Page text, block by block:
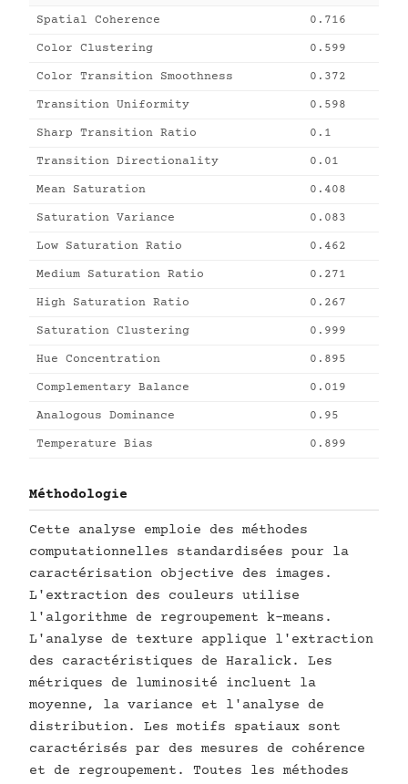
Spatial Coherence 0.716
Color Clustering 0.599
Color Transition Smoothness 0.372
Transition Uniformity 0.598
Sharp Transition Ratio 0.1
Transition Directionality 0.01
Mean Saturation 0.408
Saturation Variance 0.083
Low Saturation Ratio 0.462
Medium Saturation Ratio 0.271
High Saturation Ratio 0.267
Saturation Clustering 0.999
Hue Concentration 0.895
Complementary Balance 0.019
Analogous Dominance 0.95
Temperature Bias 0.899
Méthodologie
Cette analyse emploie des méthodes
computationnelles standardisées pour la
caractérisation objective des images.
L'extraction des couleurs utilise
l'algorithme de regroupement k-means.
L'analyse de texture applique l'extraction
des caractéristiques de Haralick. Les
métriques de luminosité incluent la
moyenne, la variance et l'analyse de
distribution. Les motifs spatiaux sont
caractérisés par des mesures de cohérence
et de regroupement. Toutes les méthodes